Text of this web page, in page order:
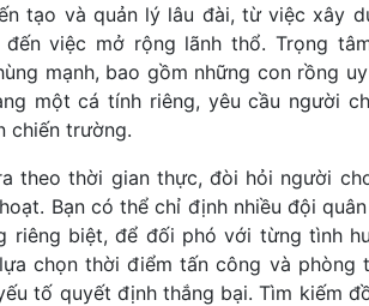
tạo và quản lý lâu đài, từ việc xây
việc mở rộng lãnh thổ. Trọng
mạnh, bao gồm những con rồng
một cá tính riêng, yêu cầu người
chiến trường.
theo thời gian thực, đòi hỏi người
Bạn có thể chỉ định nhiều đội
riêng biệt, để đối phó với từng tình
chọn thời điểm tấn công và phòng
tố quyết định thắng bại. Tìm kiếm